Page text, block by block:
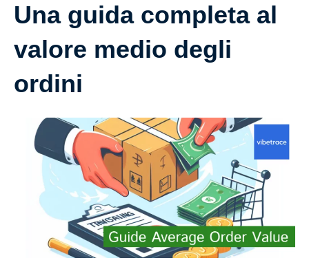
Una guida completa al
valore medio degli
ordini